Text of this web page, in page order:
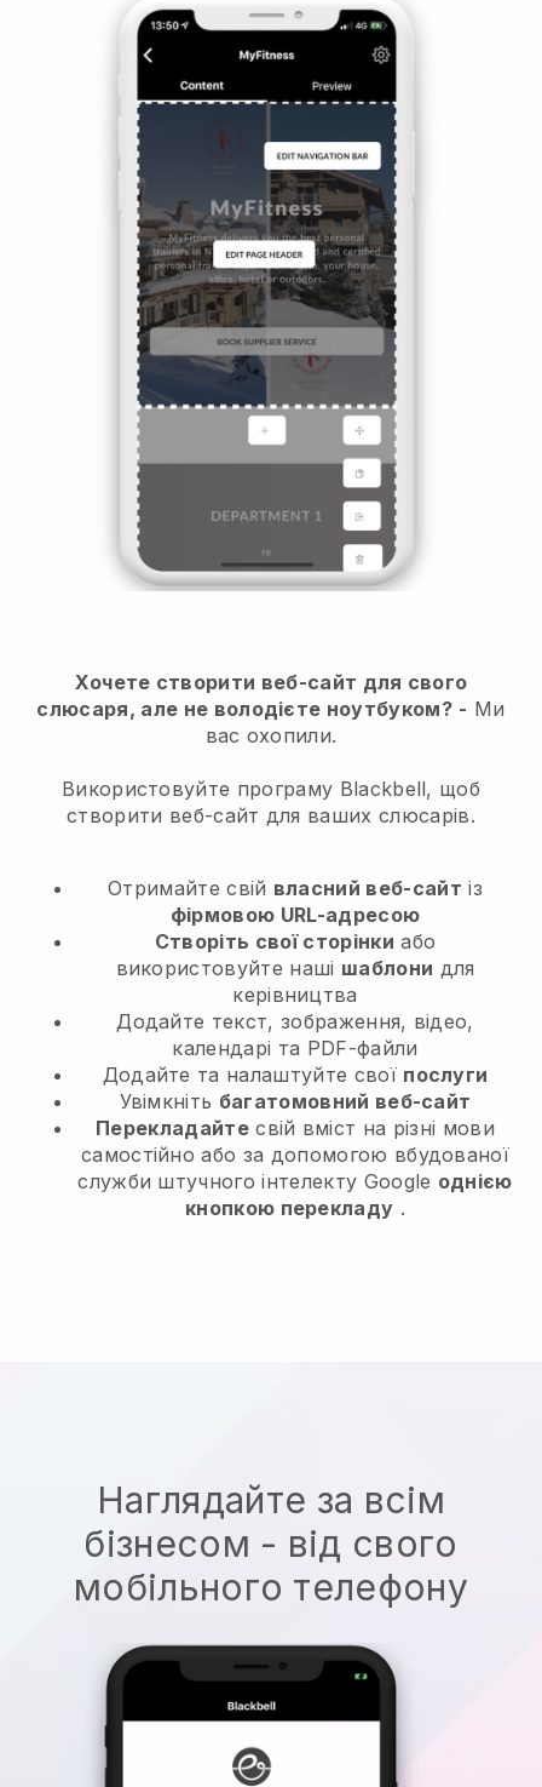
Хочете створити веб-сайт для свого
слюсаря, але не володієте ноутбуком? - Ми
вас охопили.
Використовуйте програму Blackbell, щоб
створити веб-сайт для ваших слюсарів.
Отримайте свій власний веб-сайт із
фірмовою URL-адресою
Створіть свої сторінки або
використовуйте наші шаблони для
керівництва
Додайте текст, зображення, відео,
календарі та PDF-файли
Додайте та налаштуйте свої послуги
Увімкніть багатомовний веб-сайт
Перекладайтесвій вміст на різні мови
самостійно або за допомогою вбудованої
служби штучного інтелекту Google однією
кнопкою перекладу .
Наглядайте за всім
бізнесом - від свого
мобільного телефону